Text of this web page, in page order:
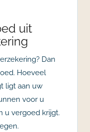
uit
Dan
Hoeveel
ligt aan uw
voor u
u vergoed krijgt.